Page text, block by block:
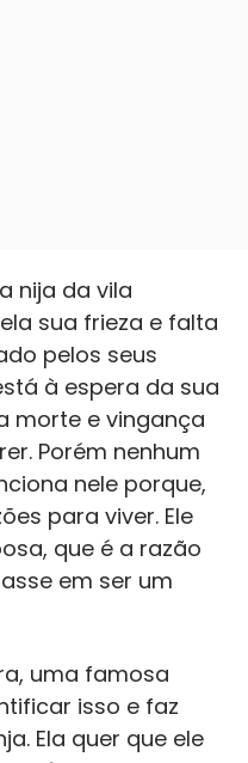
nija da vila
sua frieza e falta
pelos seus
à espera da sua
morte e vingança
Porém nenhum
nele porque,
para viver. Ele
que é a razão
em ser um
uma famosa
isso e faz
Ela quer que ele